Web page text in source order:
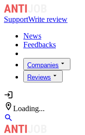
SupportWrite review
News
Feedbacks
Companies
Reviews
Loading...